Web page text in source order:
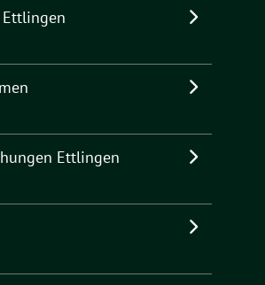
Ettlingen
Ettlingen